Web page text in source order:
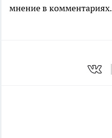
мнение в комментариях.